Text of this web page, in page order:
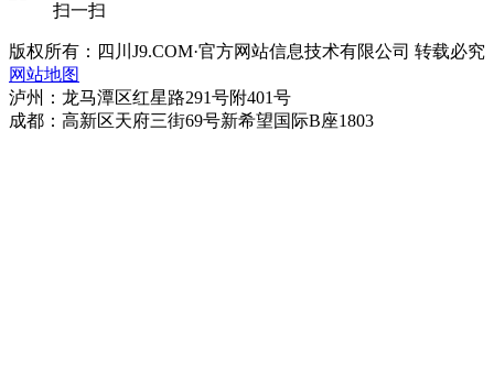
扫一扫
版权所有：四川J9.COM·官方网站信息技术有限公司 转载必究
网站地图
泸州：龙马潭区红星路291号附401号
成都：高新区天府三街69号新希望国际B座1803